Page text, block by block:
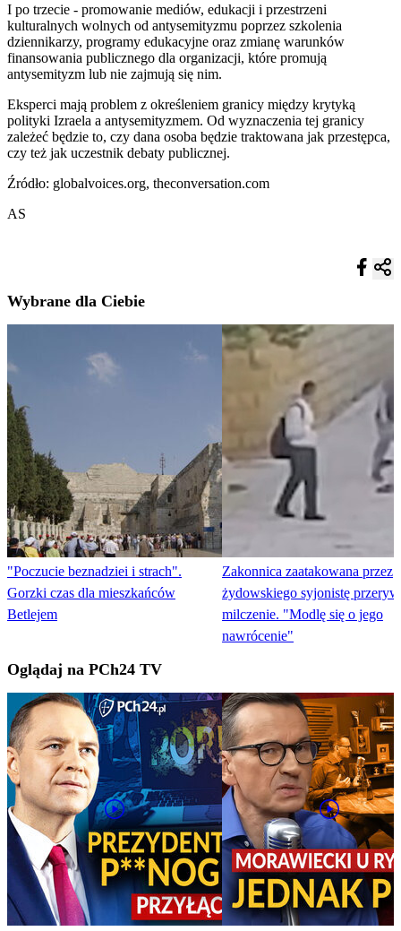
I po trzecie - promowanie mediów, edukacji i przestrzeni
kulturalnych wolnych od antysemityzmu poprzez szkolenia
dziennikarzy, programy edukacyjne oraz zmianę warunków
finansowania publicznego dla organizacji, które promują
antysemityzm lub nie zajmują się nim.
Eksperci mają problem z określeniem granicy między krytyką
polityki Izraela a antysemityzmem. Od wyznaczenia tej granicy
zależeć będzie to, czy dana osoba będzie traktowana jak przestępca,
czy też jak uczestnik debaty publicznej.
Źródło: globalvoices.org, theconversation.com
AS
Wybrane dla Ciebie
"Poczucie beznadziei i strach".
Gorzki czas dla mieszkańców
Betlejem
Zakonnica zaatakowana przez
żydowskiego syjonistę
milczenie. "Modlę się o jego
nawrócenie"
Oglądaj na PCh24 TV